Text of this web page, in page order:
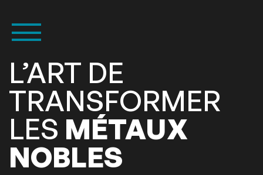
L’ART DE
TRANSFORMER
LES MÉTAUX
NOBLES